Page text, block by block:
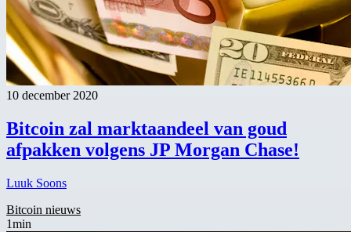
10 december 2020
Bitcoin zal marktaandeel van goud
afpakken volgens JP Morgan Chase!
Luuk Soons
Bitcoin nieuws
1min